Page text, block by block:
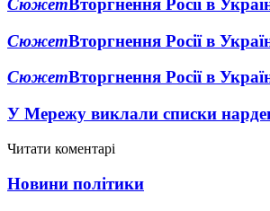
СюжетВторгнення Росії в
СюжетВторгнення Росії в
СюжетВторгнення Росії в
У Мережу виклали списки
Читати коментарі
Новини політики